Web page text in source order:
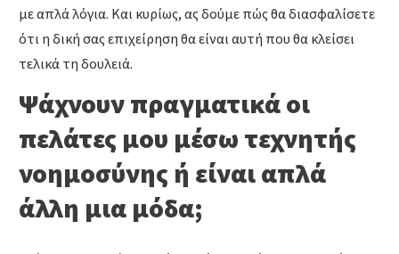
με απλά λόγια. Και κυρίως, ας δούμε πώς θα διασφαλίσετε
ότι η δική σας επιχείρηση θα είναι αυτή που θα κλείσει
τελικά τη δουλειά.
Ψάχνουν πραγματικά οι
πελάτες μου μέσω τεχνητής
νοημοσύνης ή είναι απλά
άλλη μια μόδα;